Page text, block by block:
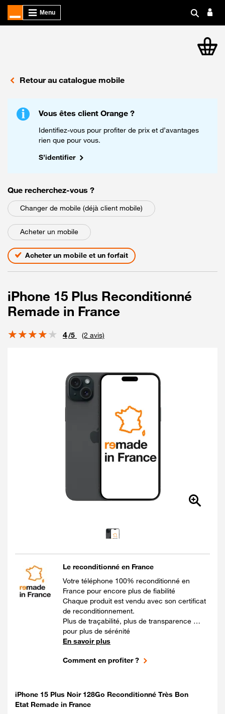
Retour au catalogue mobile
Vous êtes client Orange ?
Identifiez-vous pour profiter de prix et d’avantages
rien que pour vous.
S’identifier
Que recherchez-vous parmi les choix suivants
?
Changer de mobile (déjà client mobile)
Acheter un mobile
Acheter un mobile et un forfait
iPhone 15 Plus Reconditionné
Remade in France
Note
4/5 (2 avis)
Le reconditionné en France
Votre téléphone 100% reconditionné en
France pour encore plus de fiabilité
Chaque produit est vendu avec son certificat
de reconditionnement.
Plus de traçabilité, plus de transparence …
pour plus de sérénité
En savoir plus
Comment en profiter ?
iPhone 15 Plus Noir 128Go Reconditionné Très Bon
Etat Remade in France